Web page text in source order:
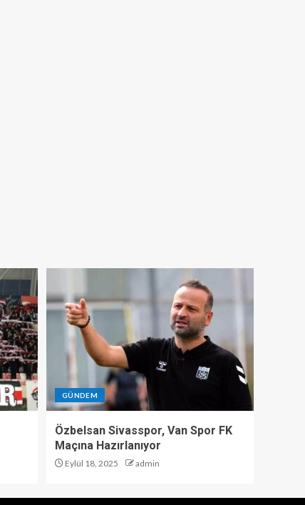
GÜNDEM
Özbelsan Sivasspor, Van Spor FK
Maçına Hazırlanıyor
Eylül 18, 2025 admin